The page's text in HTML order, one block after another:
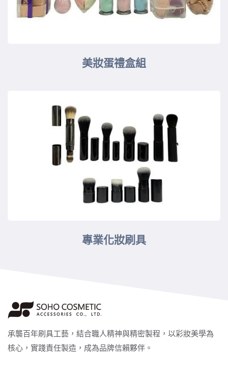
美妝蛋禮盒組
專業化妝刷具
承襲百年刷具工藝，結合職人精神與精密製程，以彩妝美學為
核心，實踐責任製造，成為品牌信賴夥伴。